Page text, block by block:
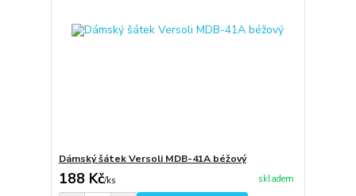
Dámský šátek Versoli MDB-41A béžový
188 Kč/ks skladem